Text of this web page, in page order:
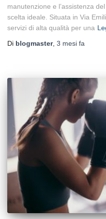
manutenzione e l’assistenza
scelta ideale. Situata in Via
servizi di alta qualità per una
Di blogmaster, 3 mesi fa